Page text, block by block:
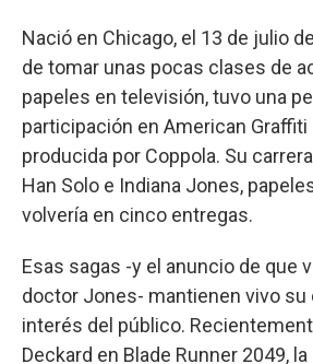
Nació en Chicago, el 13 de julio
de tomar unas pocas clases de
papeles en televisión, tuvo una
participación en American Graffiti
producida por Coppola. Su
Han Solo e Indiana Jones,
volvería en cinco entregas.
Esas sagas -y el anuncio de que
doctor Jones- mantienen vivo su
interés del público.
Deckard en Blade Runner 2049,